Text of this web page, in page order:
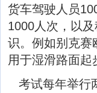
货车驾驶人员
1000人次，以
识。例如别克赛
用于湿滑路面起
考试每年举行